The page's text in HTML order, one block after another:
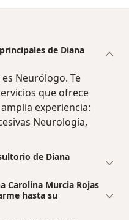
de Diana
Neurólogo. Te
que ofrece
experiencia:
Neurología,
de Diana
Carolina Murcia Rojas
hasta su